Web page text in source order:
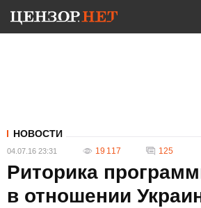
НОВОСТИ
04.07.16 23:31 19 117 125
Риторика
в отношении